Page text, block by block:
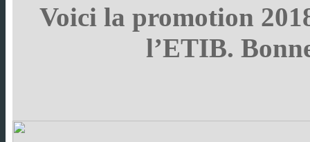
Voici la promotion
l’ETIB.